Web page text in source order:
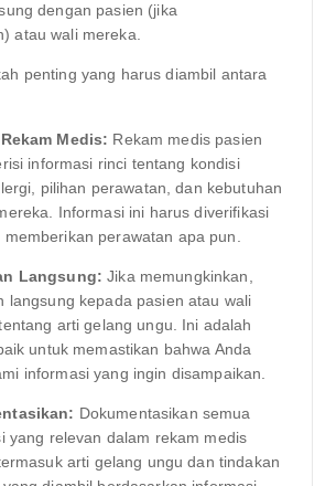
dengan pasien (jika
atau wali mereka.
penting yang harus diambil antara
Medis: Rekam medis pasien
informasi rinci tentang kondisi
pilihan perawatan, dan kebutuhan
Informasi ini harus diverifikasi
memberikan perawatan apa pun.
Langsung: Jika memungkinkan,
langsung kepada pasien atau wali
arti gelang ungu. Ini adalah
untuk memastikan bahwa Anda
informasi yang ingin disampaikan.
Dokumentasikan semua
yang relevan dalam rekam medis
arti gelang ungu dan tindakan